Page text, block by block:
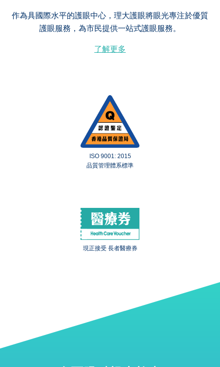
作為具國際水平的護眼中心，理大護眼將眼光專注於優質
護眼服務，為市民提供一站式護眼服務。
了解更多
ISO 9001: 2015
品質管理體系標準
現正接受 長者醫療券